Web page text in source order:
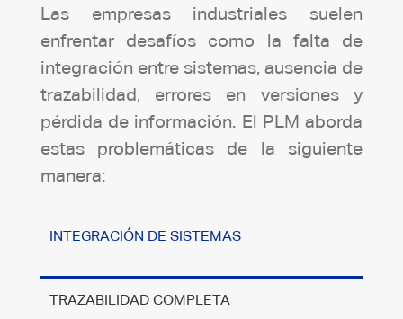
Las empresas industriales suelen
enfrentar desafíos como la falta de
integración entre sistemas, ausencia de
trazabilidad, errores en versiones y
pérdida de información. El PLM aborda
estas problemáticas de la siguiente
manera:
INTEGRACIÓN DE SISTEMAS
TRAZABILIDAD COMPLETA